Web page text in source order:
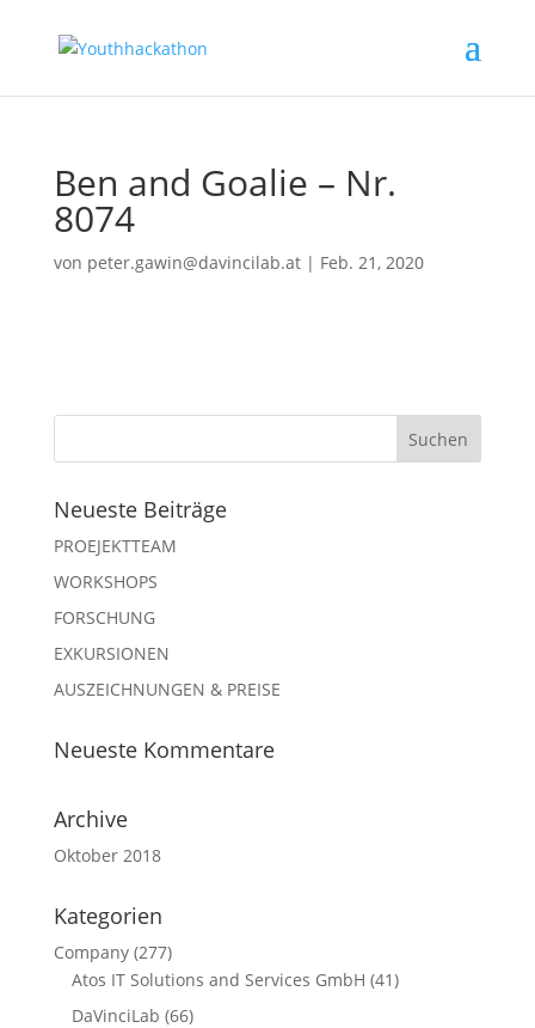
Ben and Goalie – Nr.
8074
von peter.gawin@davincilab.at| Feb. 21, 2020
Neueste Beiträge
PROEJEKTTEAM
WORKSHOPS
FORSCHUNG
EXKURSIONEN
AUSZEICHNUNGEN & PREISE
Neueste Kommentare
Archive
Oktober 2018
Kategorien
Company(277)
Atos IT Solutions and Services GmbH (41)
DaVinciLab (66)